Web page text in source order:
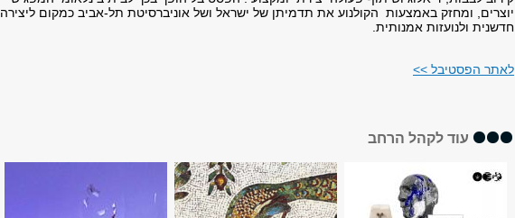
יוצרים, ומחזק באמצעות הקולנוע את תדמיתן של ישראל ושל אוניברסיטת תל-אביב כמקום ליצירה
חדשנית ולנועזות אמנותית.
לאתר הפסטיבל >>
עוד לקהל הרחב